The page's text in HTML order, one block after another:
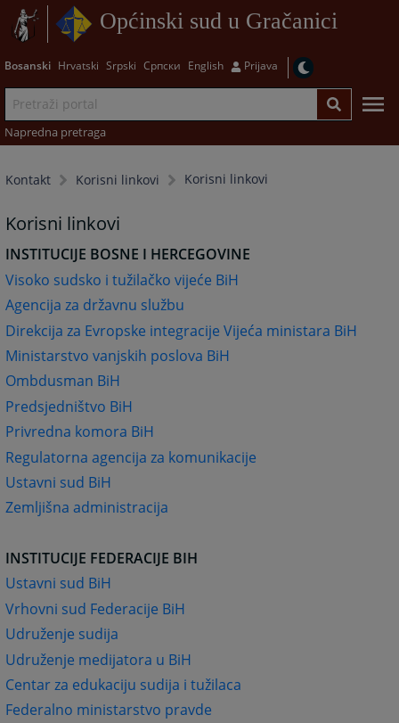
Općinski sud u Gračanici
Bosanski Hrvatski Srpski Српски English Prijava
Napredna pretraga
Kontakt Korisni linkovi Korisni linkovi
Korisni linkovi
INSTITUCIJE BOSNE I HERCEGOVINE
Visoko sudsko i tužilačko vijeće BiH
Agencija za državnu službu
Direkcija za Evropske integracije Vijeća ministara BiH
Ministarstvo vanjskih poslova BiH
Ombdusman BiH
Predsjedništvo BiH
Privredna komora BiH
Regulatorna agencija za komunikacije
Ustavni sud BiH
Zemljišna administracija
INSTITUCIJE FEDERACIJE BIH
Ustavni sud BiH
Vrhovni sud Federacije BiH
Udruženje sudija
Udruženje medijatora u BiH
Centar za edukaciju sudija i tužilaca
Federalno ministarstvo pravde